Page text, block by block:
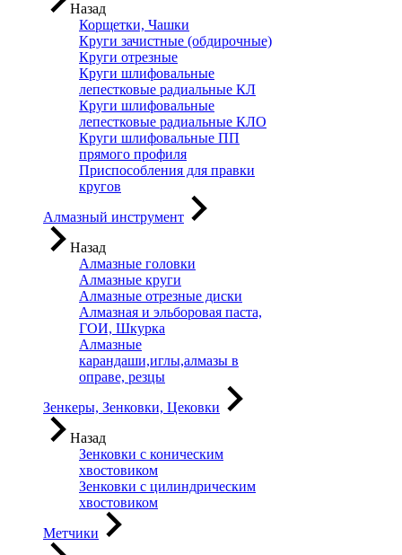
Назад
Корщетки, Чашки
Круги зачистные (обдирочные)
Круги отрезные
Круги шлифовальные
лепестковые радиальные КЛ
Круги шлифовальные
лепестковые радиальные КЛО
Круги шлифовальные ПП
прямого профиля
Приспособления для правки
кругов
Алмазный инструмент
Назад
Алмазные головки
Алмазные круги
Алмазные отрезные диски
Алмазная и эльборовая паста,
ГОИ, Шкурка
Алмазные
карандаши,иглы,алмазы в
оправе, резцы
Зенкеры, Зенковки, Цековки
Назад
Зенковки с коническим
хвостовиком
Зенковки с цилиндрическим
хвостовиком
Метчики